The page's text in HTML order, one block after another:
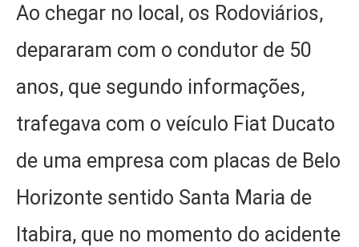
Ao chegar no local, os Rodoviários,
depararam com o condutor de 50
anos, que segundo informações,
trafegava com o veículo Fiat Ducato
de uma empresa com placas de Belo
Horizonte sentido Santa Maria de
Itabira, que no momento do acidente